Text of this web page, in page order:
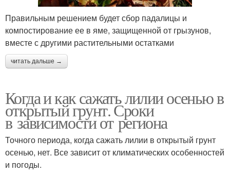
Правильным решением будет сбор падалицы и
компостирование ее в яме, защищенной от грызунов,
вместе с другими растительными остатками
читать дальше →
Когда и как сажать лилии осенью в
открытый грунт. Сроки
в зависимости от региона
Точного периода, когда сажать лилии в открытый грунт
осенью, нет. Все зависит от климатических особенностей
и погоды.